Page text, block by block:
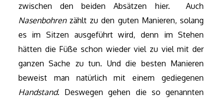
zwischen den beiden Absätzen hier. Auch
Nasenbohrenzählt zu den guten Manieren, solang
es im Sitzen ausgeführt wird, denn im Stehen
hätten die Füße schon wieder viel zu viel mit der
ganzen Sache zu tun. Und die besten Manieren
beweist man natürlich mit einem gediegenen
Handstand. Deswegen gehen die so genannten